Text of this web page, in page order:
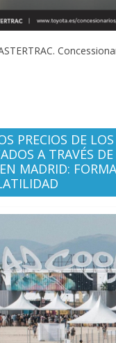
PRECIOS DE LOS
A TRAVÉS DE
MADRID: